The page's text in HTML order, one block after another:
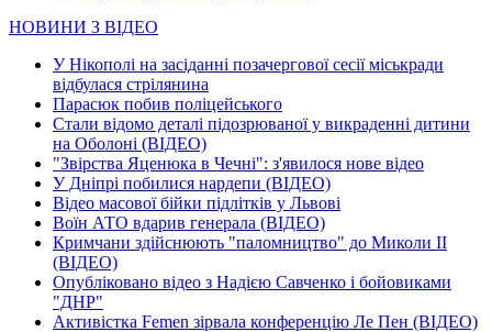
НОВИНИ З ВІДЕО
У Нікополі на засіданні позачергової сесії міськради
відбулася стрілянина
Парасюк побив поліцейського
Стали відомо деталі підозрюваної у викраденні дитини
на Оболоні (ВІДЕО)
"Звірства Яценюка в Чечні": з'явилося нове відео
У Дніпрі побилися нардепи (ВІДЕО)
Відео масової бійки підлітків у Львові
Воїн АТО вдарив генерала (ВІДЕО)
Кримчани здійснюють "паломництво" до Миколи ІІ
(ВІДЕО)
Опубліковано відео з Надією Савченко і бойовиками
"ДНР"
Активістка Femen зірвала конференцію Ле Пен (ВІДЕО)